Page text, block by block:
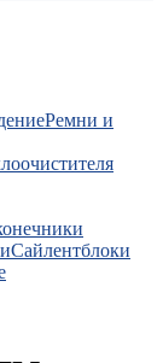
Ремни и
Сайлентблоки